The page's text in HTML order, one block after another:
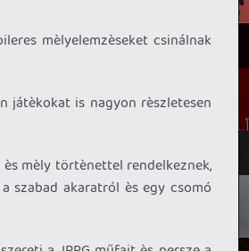
mèlyelemzèseket csinálnak
játèkokat is nagyon rèszletesen
mèly törtènettel rendelkeznek,
szabad akaratról ès egy csomó